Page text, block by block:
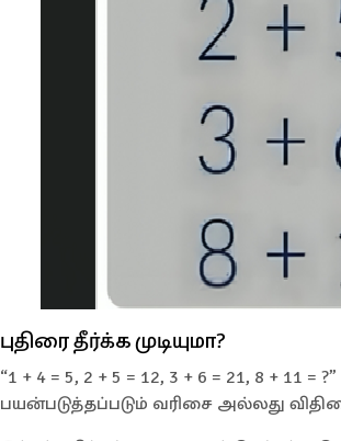
புதிரை தீர்க்க முடியுமா?
“1 + 4 = 5, 2 + 5 = 12, 3 + 6 = 21, 8 +
பயன்படுத்தப்படும் வரிசை அல்லது